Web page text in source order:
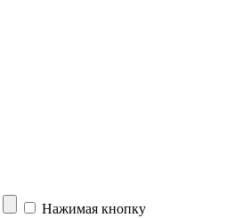
Нажимая кнопку